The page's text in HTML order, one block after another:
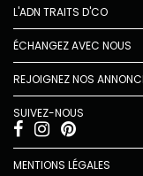
L'ADN TRAITS D'CO
ÉCHANGEZ AVEC NOUS
REJOIGNEZ NOS
SUIVEZ-NOUS
MENTIONS LÉGALES